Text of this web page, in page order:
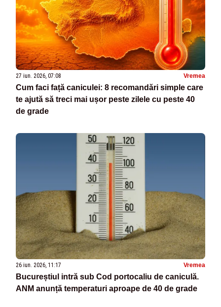
27 iun. 2026, 07:08 Vremea
Cum faci față caniculei: 8 recomandări simple care
te ajută să treci mai ușor peste zilele cu peste 40
de grade
26 iun. 2026, 11:17 Vremea
Bucureștiul intră sub Cod portocaliu de caniculă.
ANM anunță temperaturi aproape de 40 de grade